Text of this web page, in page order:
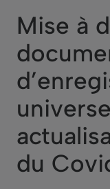
Relations
Mise à
du